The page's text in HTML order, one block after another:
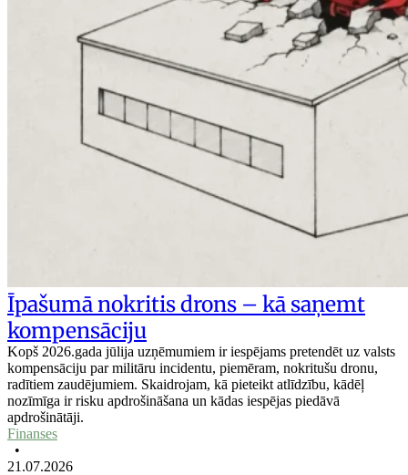
Īpašumā nokritis drons – kā saņemt
kompensāciju
Kopš 2026.gada jūlija uzņēmumiem ir iespējams pretendēt uz valsts
kompensāciju par militāru incidentu, piemēram, nokritušu dronu,
radītiem zaudējumiem. Skaidrojam, kā pieteikt atlīdzību, kādēļ
nozīmīga ir risku apdrošināšana un kādas iespējas piedāvā
apdrošinātāji.
Finanses
•
21.07.2026